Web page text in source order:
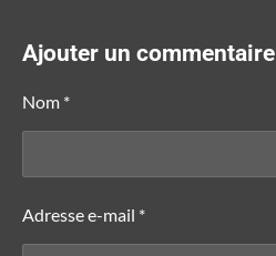
t
a
e
t
a
t
a
t
a
Ajouter un commentaire
Nom *
Adresse e-mail *